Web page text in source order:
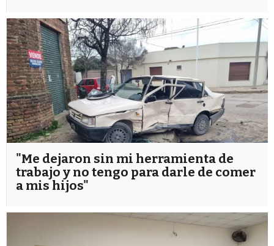
"Me dejaron sin mi herramienta de
trabajo y no tengo para darle de comer
a mis hijos"